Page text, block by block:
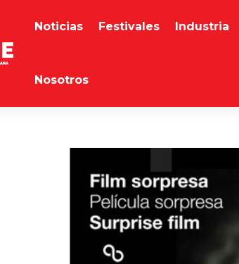
Noticias Festivales Industria
Nosotros